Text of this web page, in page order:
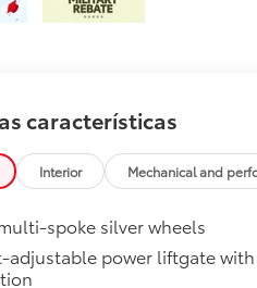
características
Interior Mechanical and
spoke silver wheels
adjustable power liftgate with